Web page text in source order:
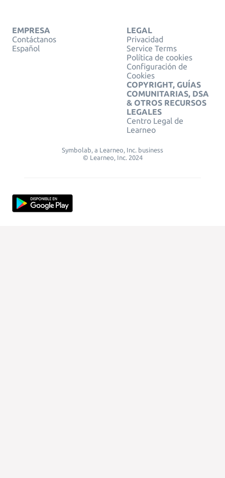
EMPRESA
Contáctanos
Español
LEGAL
Privacidad
Service Terms
Política de cookies
Configuración de
Cookies
COPYRIGHT, GUÍAS
COMUNITARIAS, DSA
& OTROS RECURSOS
LEGALES
Centro Legal de
Learneo
Symbolab, a Learneo, Inc. business
© Learneo, Inc. 2024